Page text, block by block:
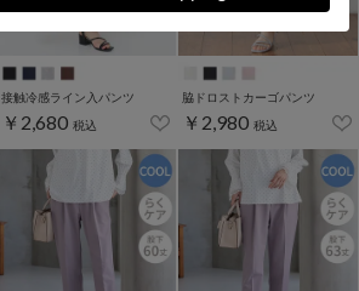
接触冷感ライン入パンツ
￥2,680 税込
脇ドロストカーゴパンツ
￥2,980 税込